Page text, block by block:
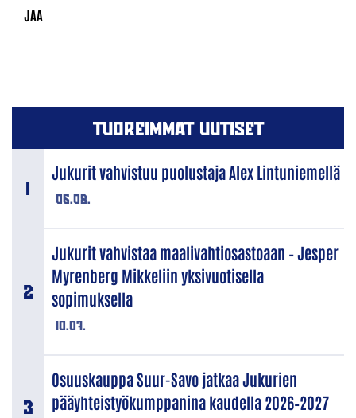
TUOREIMMAT UUTISET
06.08.
Jukurit vahvistuu puolustaja Alex Lintuniemellä
10.07.
Jukurit vahvistaa maalivahtiosastoaan – Jesper
Myrenberg Mikkeliin yksivuotisella
sopimuksella
Osuuskauppa Suur-Savo jatkaa Jukurien
pääyhteistyökumppanina kaudella 2026–2027